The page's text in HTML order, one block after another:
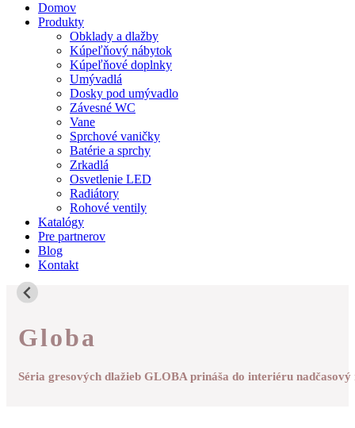
Domov
Produkty
Obklady a dlažby
Kúpeľňový nábytok
Kúpeľňové doplnky
Umývadlá
Dosky pod umývadlo
Závesné WC
Vane
Sprchové vaničky
Batérie a sprchy
Zrkadlá
Osvetlenie LED
Radiátory
Rohové ventily
Katalógy
Pre partnerov
Blog
Kontakt
Globa
Séria gresových dlažieb GLOBA prináša do interiéru